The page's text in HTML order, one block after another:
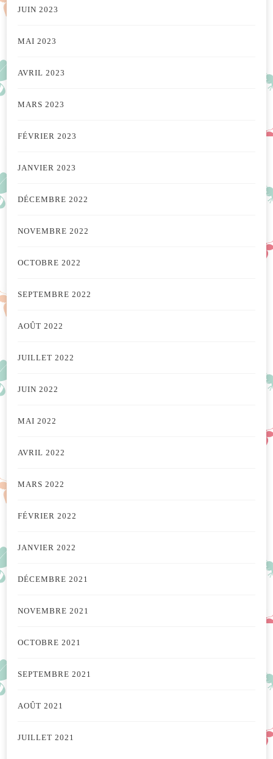
JUIN 2023
MAI 2023
AVRIL 2023
MARS 2023
FÉVRIER 2023
JANVIER 2023
DÉCEMBRE 2022
NOVEMBRE 2022
OCTOBRE 2022
SEPTEMBRE 2022
AOÛT 2022
JUILLET 2022
JUIN 2022
MAI 2022
AVRIL 2022
MARS 2022
FÉVRIER 2022
JANVIER 2022
DÉCEMBRE 2021
NOVEMBRE 2021
OCTOBRE 2021
SEPTEMBRE 2021
AOÛT 2021
JUILLET 2021